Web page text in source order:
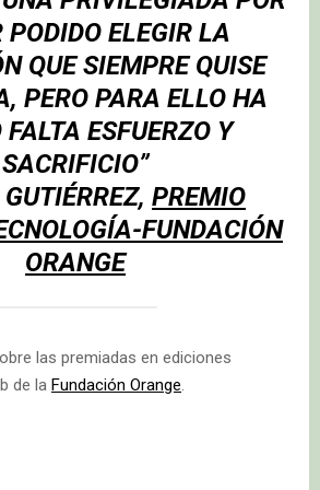
PODIDO ELEGIR LA
QUE SIEMPRE QUISE
PERO PARA ELLO HA
FALTA ESFUERZO Y
SACRIFICIO”
PREMIO
FUNDACIÓN
ORANGE
las premiadas en ediciones
de la Fundación Orange.